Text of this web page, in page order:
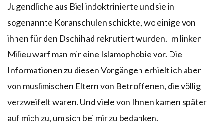
Jugendliche aus Biel indoktrinierte und sie in
sogenannte Koranschulen schickte, wo einige von
ihnen für den Dschihad rekrutiert wurden. Im linken
Milieu warf man mir eine Islamophobie vor. Die
Informationen zu diesen Vorgängen erhielt ich aber
von muslimischen Eltern von Betroffenen, die völlig
verzweifelt waren. Und viele von Ihnen kamen später
auf mich zu, um sich bei mir zu bedanken.